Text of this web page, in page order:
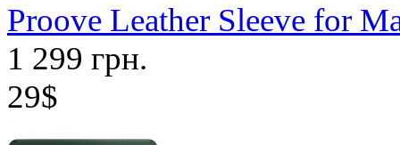
Proove Leather Sleeve for
1 299 грн.
29$